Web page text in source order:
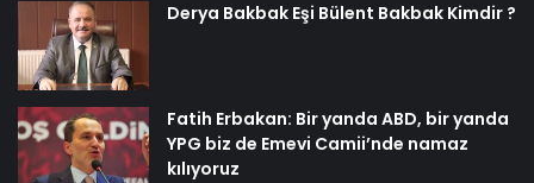
Derya Bakbak Eşi Bülent Bakbak Kimdir ?
Fatih Erbakan: Bir yanda ABD, bir yanda
YPG biz de Emevi Camii’nde namaz
kılıyoruz